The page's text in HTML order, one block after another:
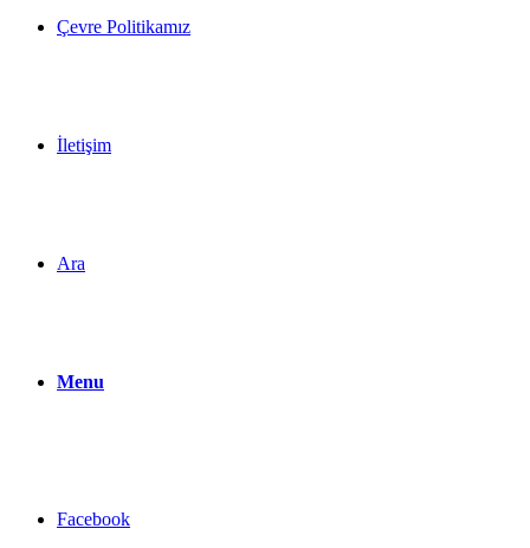
Çevre Politikamız
İletişim
Ara
Menu
Facebook